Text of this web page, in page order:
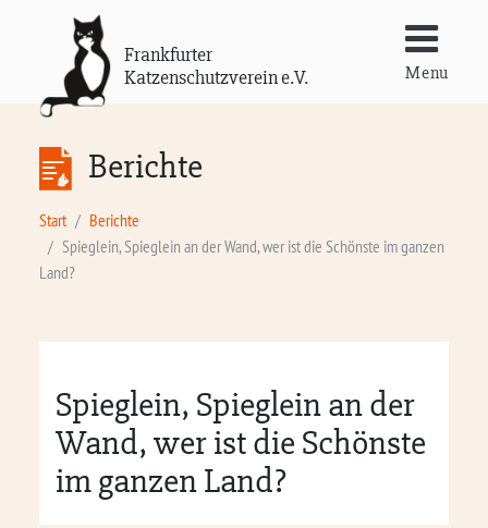
Frankfurter
Katzenschutzverein e.V.
Menu
Berichte
Start
Berichte
Spieglein, Spieglein an der Wand, wer ist die Schönste im ganzen
Land?
Spieglein, Spieglein an der
Wand, wer ist die Schönste
im ganzen Land?